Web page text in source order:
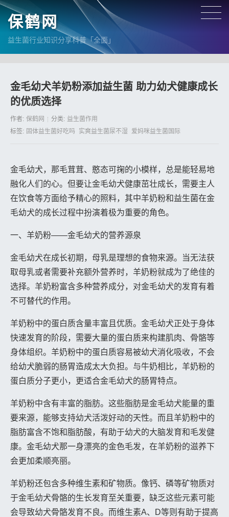
保鹤网
益生菌行业知识分享科普「全面」
金毛幼犬羊奶粉添加益生菌 助力幼犬健康成长
的优质选择
作者: 保鹤网 分类: 益生菌作用
标签: 固体益生菌好吃吗 实爽益生菌尿不湿 爱妈咪益生菌国际
金毛幼犬，那毛茸茸、憨态可掬的小模样，总是能轻易地
融化人们的心。但要让金毛幼犬健康茁壮成长，需要主人
在饮食等方面给予精心的照料，其中羊奶粉和益生菌在金
毛幼犬的成长过程中扮演着极为重要的角色。
一、羊奶粉——金毛幼犬的营养源泉
金毛幼犬在成长初期，母乳是理想的食物来源。当无法获
取母乳或者需要补充额外营养时，羊奶粉就成为了绝佳的
选择。羊奶粉富含多种营养成分，对金毛幼犬的发育有着
不可替代的作用。
羊奶粉中的蛋白质含量丰富且优质。金毛幼犬正处于身体
快速发育的阶段，需要大量的蛋白质来构建肌肉、骨骼等
身体组织。羊奶粉中的蛋白质容易被幼犬消化吸收，不会
给幼犬脆弱的肠胃造成太大负担。与牛奶相比，羊奶粉的
蛋白质分子更小，更适合金毛幼犬的肠胃特点。
羊奶粉中含有丰富的脂肪。这些脂肪是金毛幼犬能量的重
要来源，能够支持幼犬活泼好动的天性。而且羊奶粉中的
脂肪富含不饱和脂肪酸，有助于幼犬的大脑发育和毛发健
康。金毛幼犬那一身漂亮的金色毛发，在羊奶粉的滋养下
会更加柔顺亮丽。
羊奶粉还包含多种维生素和矿物质。像钙、磷等矿物质对
于金毛幼犬骨骼的生长发育至关重要，缺乏这些元素可能
会导致幼犬骨骼发育不良。而维生素A、D等则有助于提高